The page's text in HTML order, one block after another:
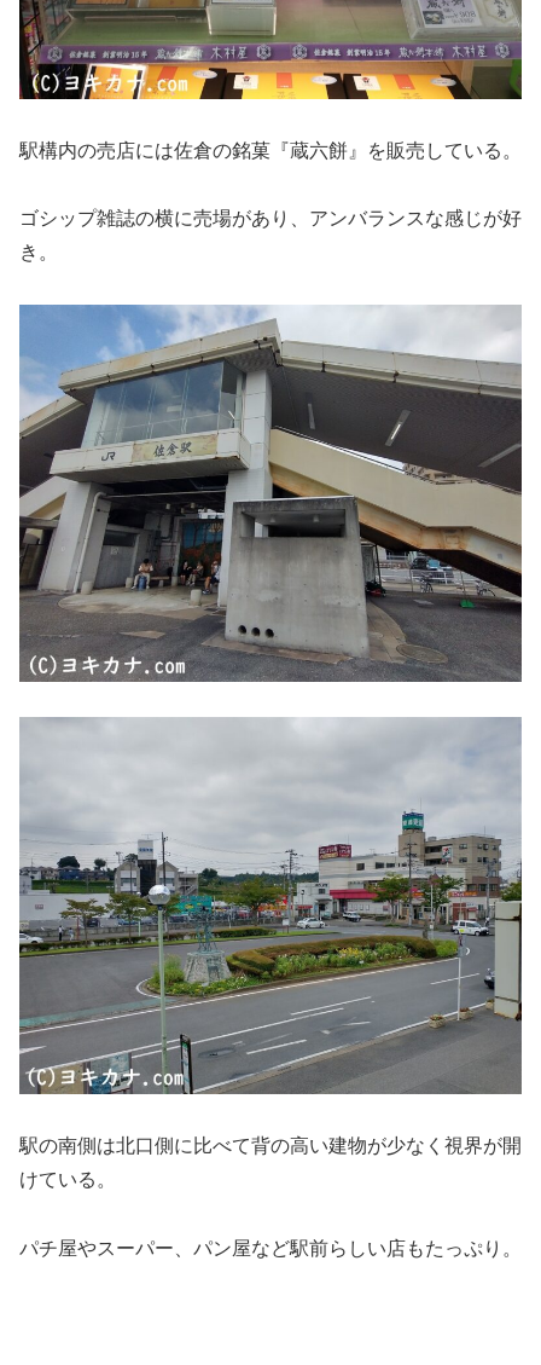
駅構内の売店には佐倉の銘菓『蔵六餅』を販売している。
ゴシップ雑誌の横に売場があり、アンバランスな感じが好
き。
駅の南側は北口側に比べて背の高い建物が少なく視界が開
けている。
パチ屋やスーパー、パン屋など駅前らしい店もたっぷり。